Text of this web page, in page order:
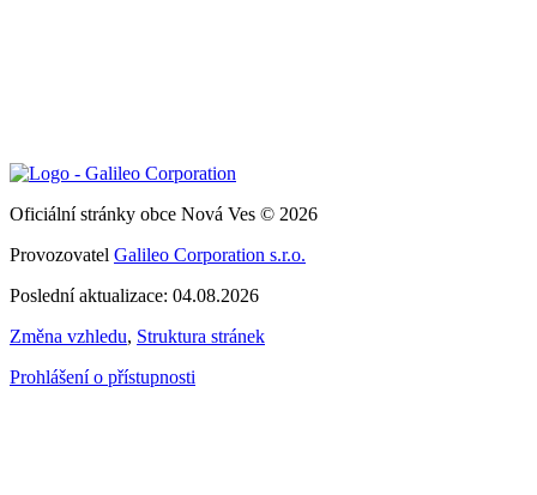
Oficiální stránky obce Nová Ves © 2026
Provozovatel Galileo Corporation s.r.o.
Poslední aktualizace: 04.08.2026
Změna vzhledu, Struktura stránek
Prohlášení o přístupnosti